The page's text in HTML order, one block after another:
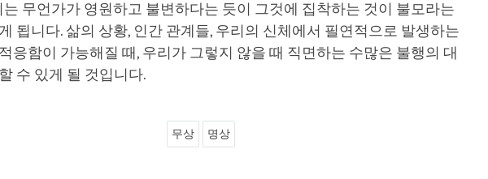
는 무언가가 영원하고 불변하다는 듯이 그것에 집착하는 것이 불모라는
됩니다. 삶의 상황, 인간 관계들, 우리의 신체에서 필연적으로 발생하는
응함이 가능해질 때, 우리가 그렇지 않을 때 직면하는 수많은 불행의 대
수 있게 될 것입니다.
무상 명상